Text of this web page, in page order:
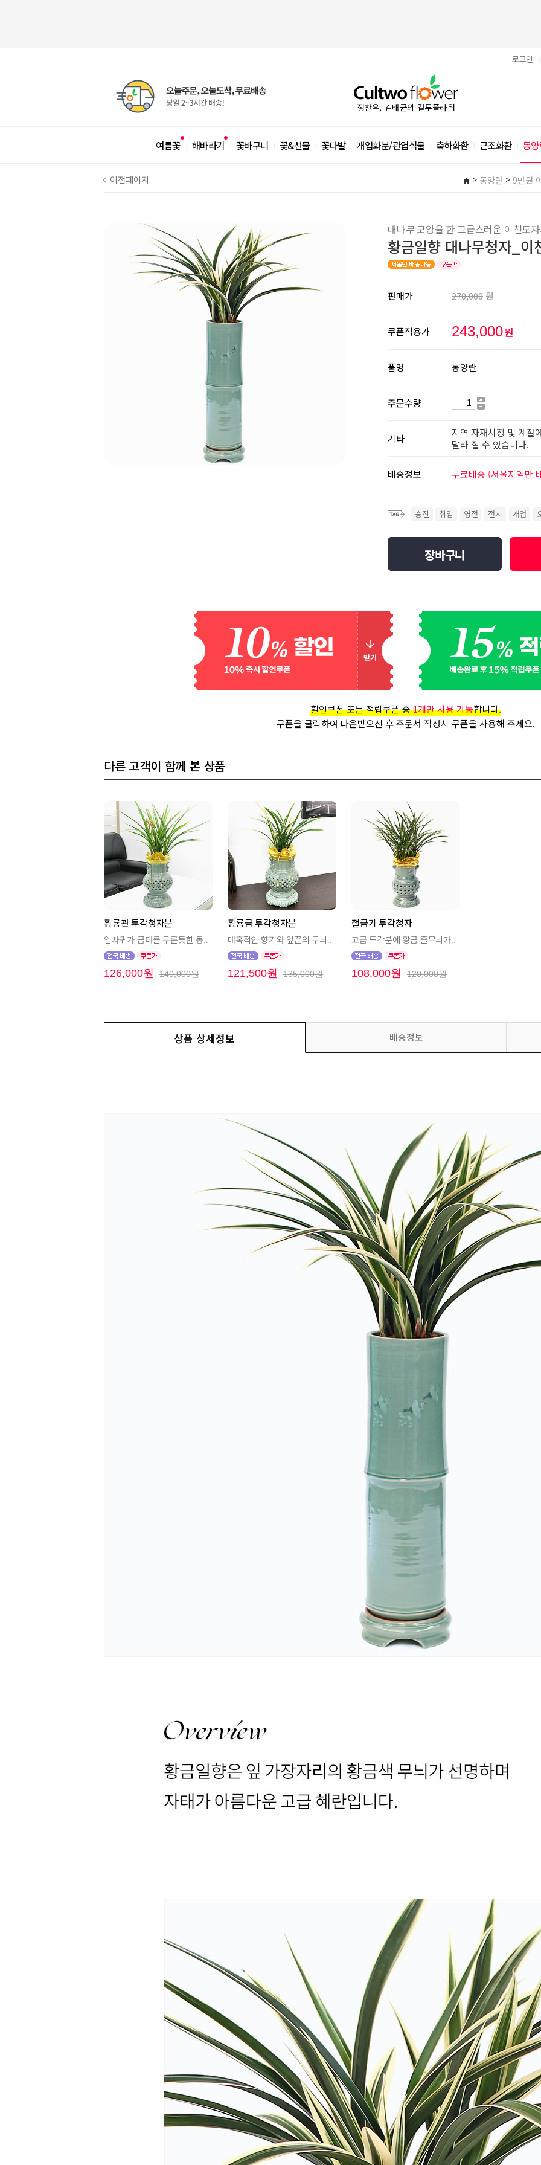
로그인
정찬우, 김태균의 컬투플라워
여름꽃 해바라기 꽃바구니 꽃&선물 꽃다발 개업화분/관엽식물 축하화환 근조화환 동
이전페이지 > 동양란 > 9만원
대나무 모양을 한 고급스러운 이천도
황금일향 대나무청자_이
판매가 270,000 원
쿠폰적용가 243,000원
품명 동양란
주문수량
기타
지역 자재시장 및 계절
달라 질 수 있습니다.
배송정보 무료배송 (서울지역만
승진 취임 영전 전시 개업
장바구니
할인쿠폰 또는 적립쿠폰 중1개만 사용 가능합니다.
쿠폰을 클릭하여 다운받으신 후 주문서 작성시 쿠폰을 사용해 주세요.
다른 고객이 함께 본 상품
황룡관 투각청자분
잎사귀가 금태를 두른듯한 동..
126,000원 140,000원
황룡금 투각청자분
매혹적인 향기와 잎끝의 무늬..
121,500원 135,000원
철금기 투각청자
고급 투각분에 황금 줄무늬가..
108,000원 120,000원
상품 상세정보 배송정보